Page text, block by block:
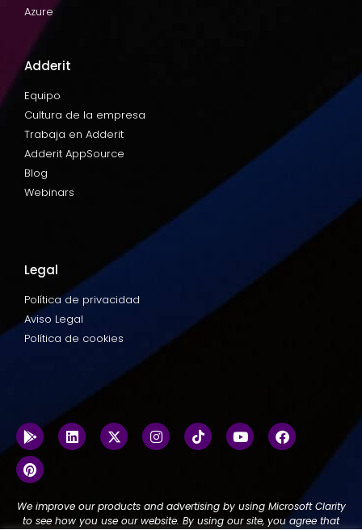
Azure
Adderit
Equipo
Cultura de la empresa
Trabaja en Adderit
Adderit AppSource
Blog
Webinars
Legal
Política de privacidad
Aviso Legal
Política de cookies
We improve our products and advertising by using Microsoft Clarity
to see how you use our website. By using our site, you agree that